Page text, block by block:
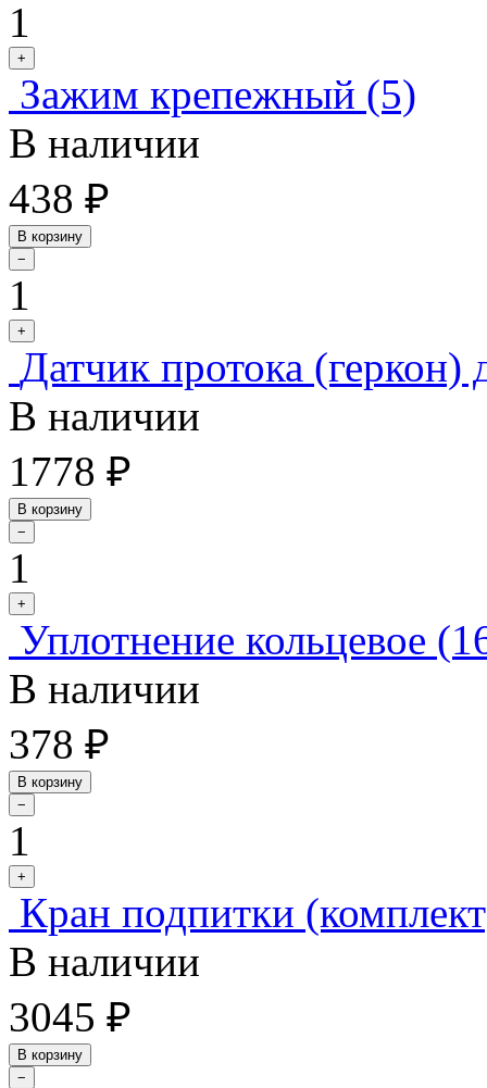
1
+
Зажим крепежный (5)
В наличии
438 ₽
В корзину
−
1
+
Датчик протока (геркон)
В наличии
1778 ₽
В корзину
−
1
+
Уплотнение кольцевое
В наличии
378 ₽
В корзину
−
1
+
Кран подпитки
В наличии
3045 ₽
В корзину
−